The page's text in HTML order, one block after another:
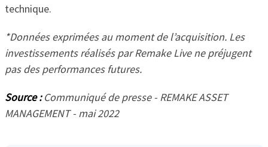
technique.
*Données exprimées au moment de l’acquisition. Les
investissements réalisés par Remake Live ne préjugent
pas des performances futures.
Source :Communiqué de presse - REMAKE ASSET
MANAGEMENT - mai 2022